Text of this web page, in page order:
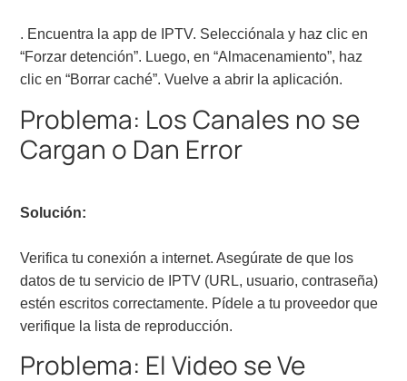
. Encuentra la app de IPTV. Selecciónala y haz clic en
“Forzar detención”. Luego, en “Almacenamiento”, haz
clic en “Borrar caché”. Vuelve a abrir la aplicación.
Problema: Los Canales no se
Cargan o Dan Error
Solución:
Verifica tu conexión a internet. Asegúrate de que los
datos de tu servicio de IPTV (URL, usuario, contraseña)
estén escritos correctamente. Pídele a tu proveedor que
verifique la lista de reproducción.
Problema: El Video se Ve